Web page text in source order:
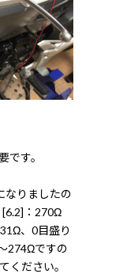
す。
なりましたの
[6.2]：270Ω
、0目盛り
274Ωですの
ください。